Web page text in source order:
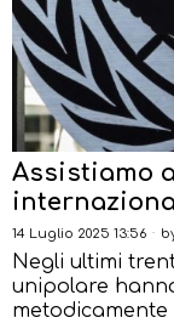
Assistiamo
14 Luglio 2025 13:56
Negli ultimi
unipolare